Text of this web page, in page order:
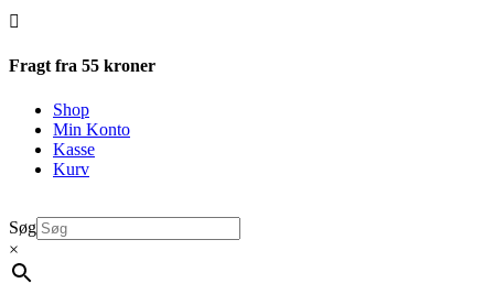

Fragt fra 55 kroner
Shop
Min Konto
Kasse
Kurv
Søg
×